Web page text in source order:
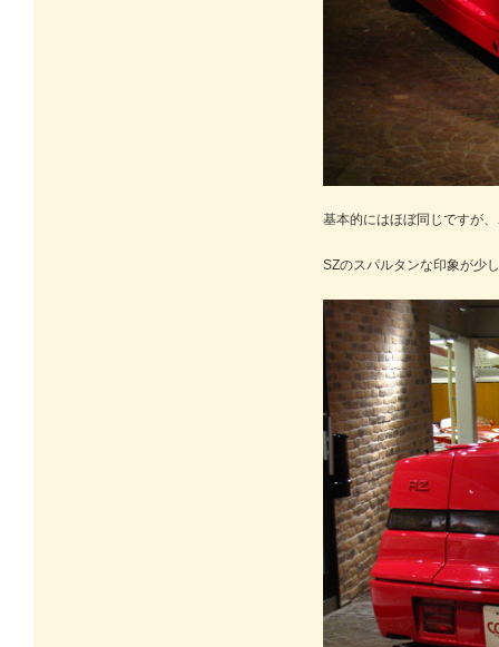
基本的にはほぼ同じですが
SZのスパルタンな印象が少